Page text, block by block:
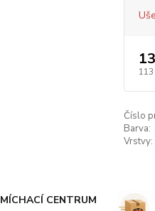
113
Číslo
Barva:
Vrstvy:
MÍCHACÍ CENTRUM